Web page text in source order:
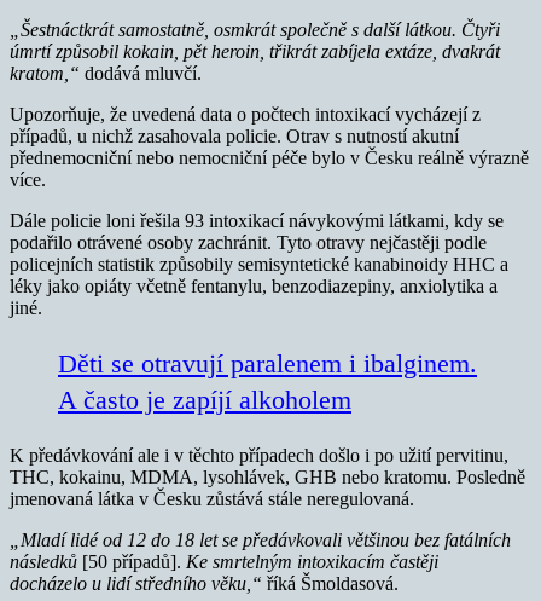
„Šestnáctkrát samostatně, osmkrát společně s další látkou. Čtyři
úmrtí způsobil kokain, pět heroin, třikrát zabíjela extáze, dvakrát
kratom,“ dodává mluvčí.
Upozorňuje, že uvedená data o počtech intoxikací vycházejí z
případů, u nichž zasahovala policie. Otrav s nutností akutní
přednemocniční nebo nemocniční péče bylo v Česku reálně výrazně
více.
Dále policie loni řešila 93 intoxikací návykovými látkami, kdy se
podařilo otrávené osoby zachránit. Tyto otravy nejčastěji podle
policejních statistik způsobily semisyntetické kanabinoidy HHC a
léky jako opiáty včetně fentanylu, benzodiazepiny, anxiolytika a
jiné.
Děti se otravují paralenem i ibalginem.
A často je zapíjí alkoholem
K předávkování ale i v těchto případech došlo i po užití pervitinu,
THC, kokainu, MDMA, lysohlávek, GHB nebo kratomu. Posledně
jmenovaná látka v Česku zůstává stále neregulovaná.
„Mladí lidé od 12 do 18 let se předávkovali většinou bez fatálních
následků [50 případů]. Ke smrtelným intoxikacím častěji
docházelo u lidí středního věku,“ říká Šmoldasová.